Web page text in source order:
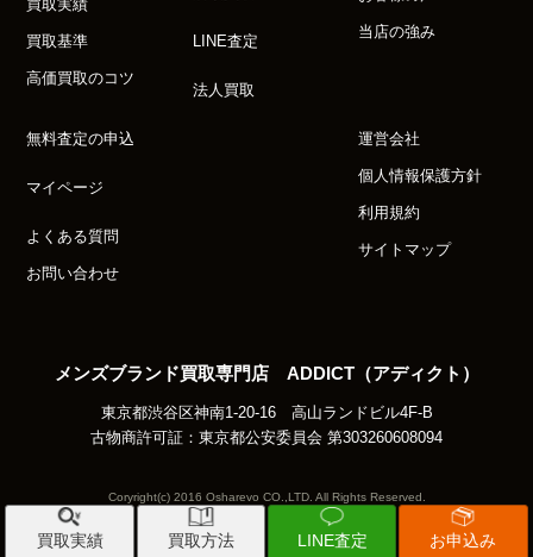
買取実績 買取方法 LINE査定 お申込み
買取実績
買取基準
高価買取のコツ
LINE査定
法人買取
当店の強み
無料査定の申込
マイページ
よくある質問
お問い合わせ
運営会社
個人情報保護方針
利用規約
サイトマップ
メンズブランド買取専門店 ADDICT（アディクト）
東京都渋谷区神南1-20-16 高山ランドビル4F-B
古物商許可証：東京都公安委員会 第303260608094
Coryright(c) 2016 Osharevo CO.,LTD. All Rights Reserved.